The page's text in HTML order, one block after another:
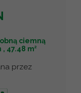
ciemną
47.48 m2
przez